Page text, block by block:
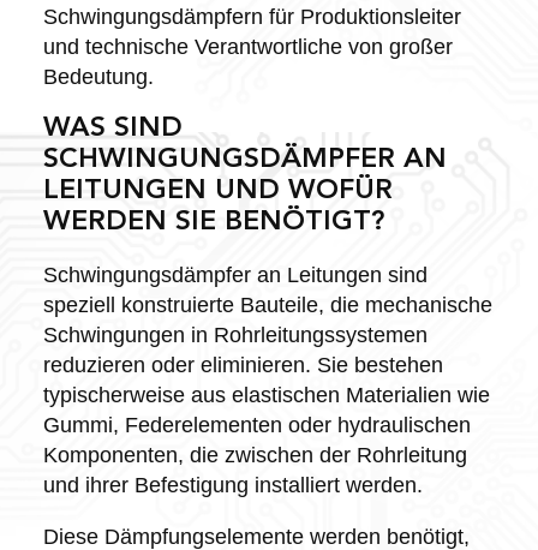
Schwingungsdämpfern für Produktionsleiter
und technische Verantwortliche von großer
Bedeutung.
WAS SIND
SCHWINGUNGSDÄMPFER AN
LEITUNGEN UND WOFÜR
WERDEN SIE BENÖTIGT?
Schwingungsdämpfer an Leitungen sind
speziell konstruierte Bauteile, die mechanische
Schwingungen in Rohrleitungssystemen
reduzieren oder eliminieren. Sie bestehen
typischerweise aus elastischen Materialien wie
Gummi, Federelementen oder hydraulischen
Komponenten, die zwischen der Rohrleitung
und ihrer Befestigung installiert werden.
Diese Dämpfungselemente werden benötigt,